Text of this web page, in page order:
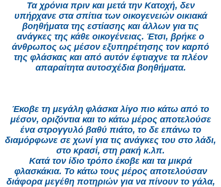
Τα χρόνια πριν και μετά την Κατοχή, δεν
υπήρχανε στα σπίτια των οικογενειών οικιακά
βοηθήματα της εστίασης και άλλων για τις
ανάγκες της κάθε οικογένειας. Έτσι, βρήκε ο
άνθρωπος ως μέσον εξυπηρέτησης τον καρπό
της φλάσκας και από αυτόν έφτιαχνε τα πλέον
απαραίτητα αυτοσχέδια βοηθήματα.
Έκοβε τη μεγάλη φλάσκα λίγο πιο κάτω από το
μέσον, οριζόντια και το κάτω μέρος αποτελούσε
ένα στρογγυλό βαθύ πιάτο, το δε επάνω το
διαμόρφωνε σε χωνί για τις ανάγκες του στο λάδι,
στο κρασί, στη ρακή κ.λπ.
Κατά τον ίδιο τρόπο έκοβε και τα μικρά
φλασκάκια. Το κάτω τους μέρος αποτελούσαν
διάφορα μεγέθη ποτηριών για να πίνουν το γάλα,